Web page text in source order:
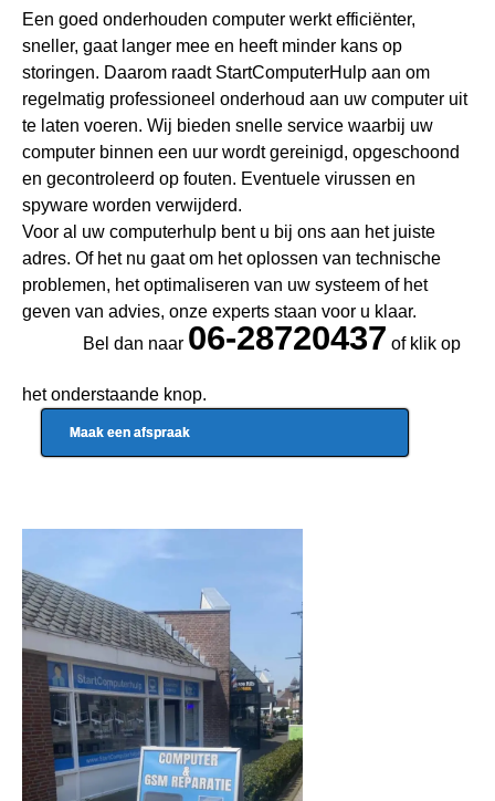
Een goed onderhouden computer werkt efficiënter,
sneller, gaat langer mee en heeft minder kans op
storingen. Daarom raadt StartComputerHulp aan om
regelmatig professioneel onderhoud aan uw computer uit
te laten voeren. Wij bieden snelle service waarbij uw
computer binnen een uur wordt gereinigd, opgeschoond
en gecontroleerd op fouten. Eventuele virussen en
spyware worden verwijderd.
Voor al uw computerhulp bent u bij ons aan het juiste
adres. Of het nu gaat om het oplossen van technische
problemen, het optimaliseren van uw systeem of het
geven van advies, onze experts staan voor u klaar.
Bel dan naar 06-28720437 of klik op
het onderstaande knop.
Maak een afspraak